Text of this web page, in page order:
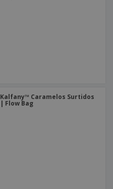
Kalfany™ Caramelos Surtidos
| Flow Bag